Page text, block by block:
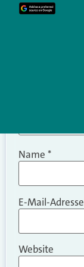
Kommentar
Name *
E-Mail-Adresse
Website